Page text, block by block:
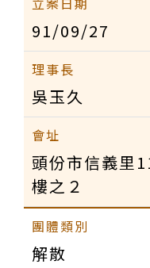
91/09/27
吳玉久
頭份市信義里
樓之２
解散